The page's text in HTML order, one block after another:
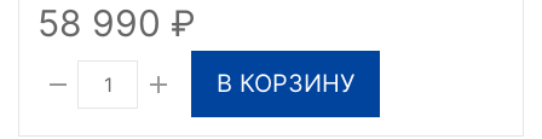
58 990
В КОРЗИНУ